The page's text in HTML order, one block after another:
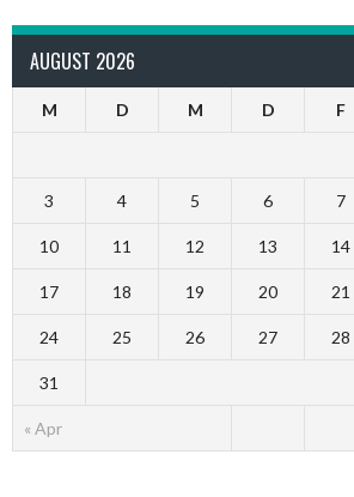
AUGUST 2026
M D M D F
« Apr
3 4 5 6 7
10 11 12 13 14
17 18 19 20 21
24 25 26 27 28
31